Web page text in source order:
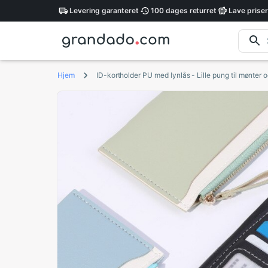
Levering garanteret 100 dages returret Lave priser
Hjem